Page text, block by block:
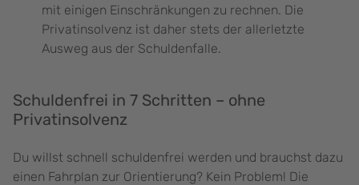
mit einigen Einschränkungen zu rechnen. Die
Privatinsolvenz ist daher stets der allerletzte
Ausweg aus der Schuldenfalle.
Schuldenfrei in 7 Schritten – ohne
Privatinsolvenz
Du willst schnell schuldenfrei werden und brauchst dazu
einen Fahrplan zur Orientierung? Kein Problem! Die